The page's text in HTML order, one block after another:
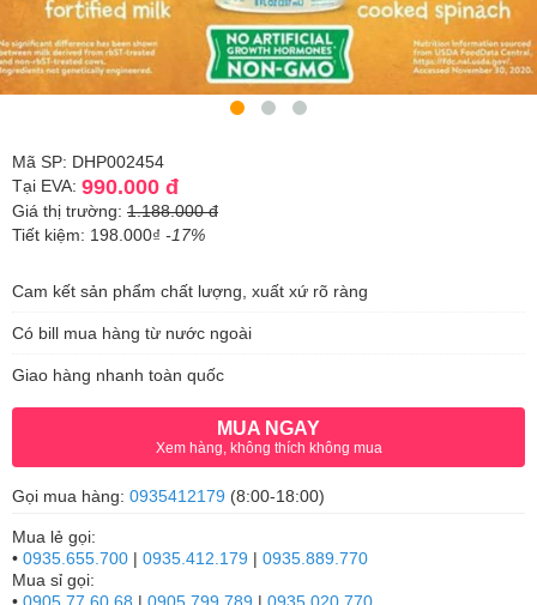
Mã SP: DHP002454
Tại EVA: 990.000 đ
Giá thị trường: 1.188.000 đ
Tiết kiệm: 198.000₫ -17%
Cam kết sản phẩm chất lượng, xuất xứ rõ ràng
Có bill mua hàng từ nước ngoài
Giao hàng nhanh toàn quốc
MUA NGAY
Xem hàng, không thích không mua
Gọi mua hàng: 0935412179 (8:00-18:00)
Mua lẻ gọi:
• 0935.655.700 | 0935.412.179 | 0935.889.770
Mua sỉ gọi: